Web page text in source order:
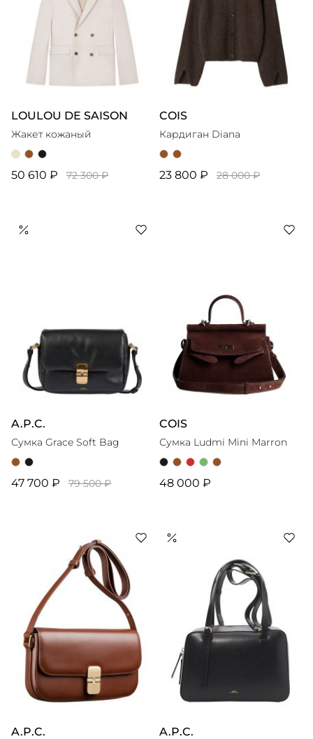
LOULOU DE SAISON
Жакет кожаный
50 610 ₽ 72 300 ₽
COIS
Кардиган Diana
23 800 ₽ 28 000 ₽
A.P.C.
Сумка Grace Soft Bag
47 700 ₽ 79 500 ₽
COIS
Сумка Ludmi Mini Marron
48 000 ₽
A.P.C. A.P.C.